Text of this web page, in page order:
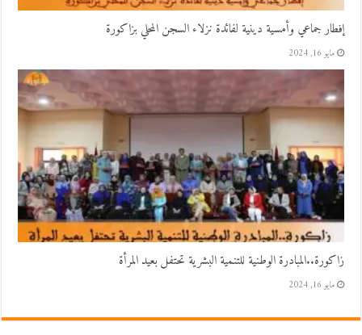
إفطار جماعي وأمسية دينية لفائدة نزلاء السجن المحلي بزاكورة
مايو 16, 2024
زاكورة..المبادرة الوطنية للتنمية البشرية تحتفل بعيد المرأة
مايو 16, 2024